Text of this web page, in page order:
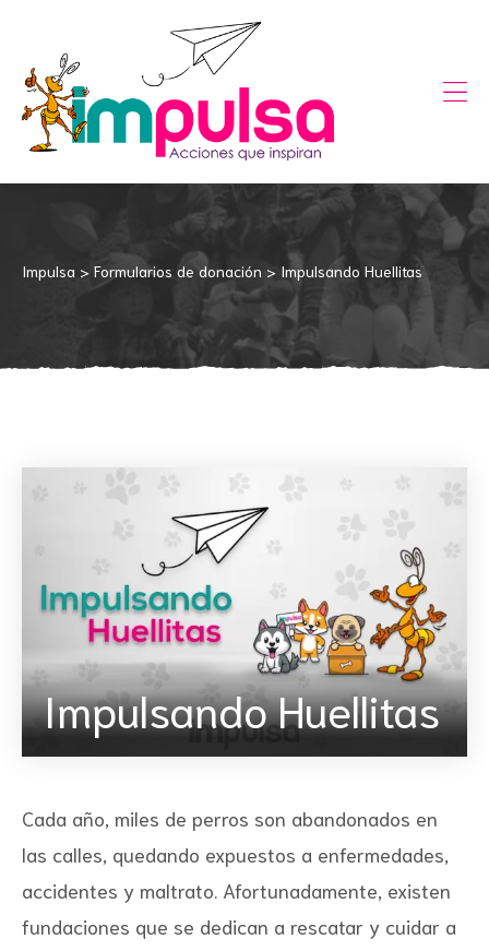
Impulsa > Formularios de donación > Impulsando Huellitas
Impulsando Huellitas
Cada año, miles de perros son abandonados en
las calles, quedando expuestos a enfermedades,
accidentes y maltrato. Afortunadamente, existen
fundaciones que se dedican a rescatar y cuidar a
el